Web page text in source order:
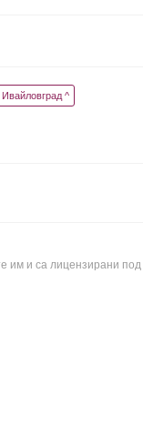
Ивайловград ^
им и са лицензирани под